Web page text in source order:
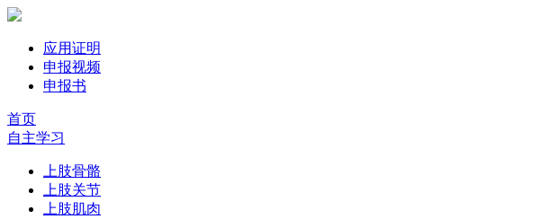
应用证明
申报视频
申报书
首页
自主学习
上肢骨骼
上肢关节
上肢肌肉